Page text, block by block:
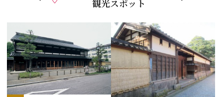
観光スポット
P
r
e
v
i
o
u
s
N
e
x
t